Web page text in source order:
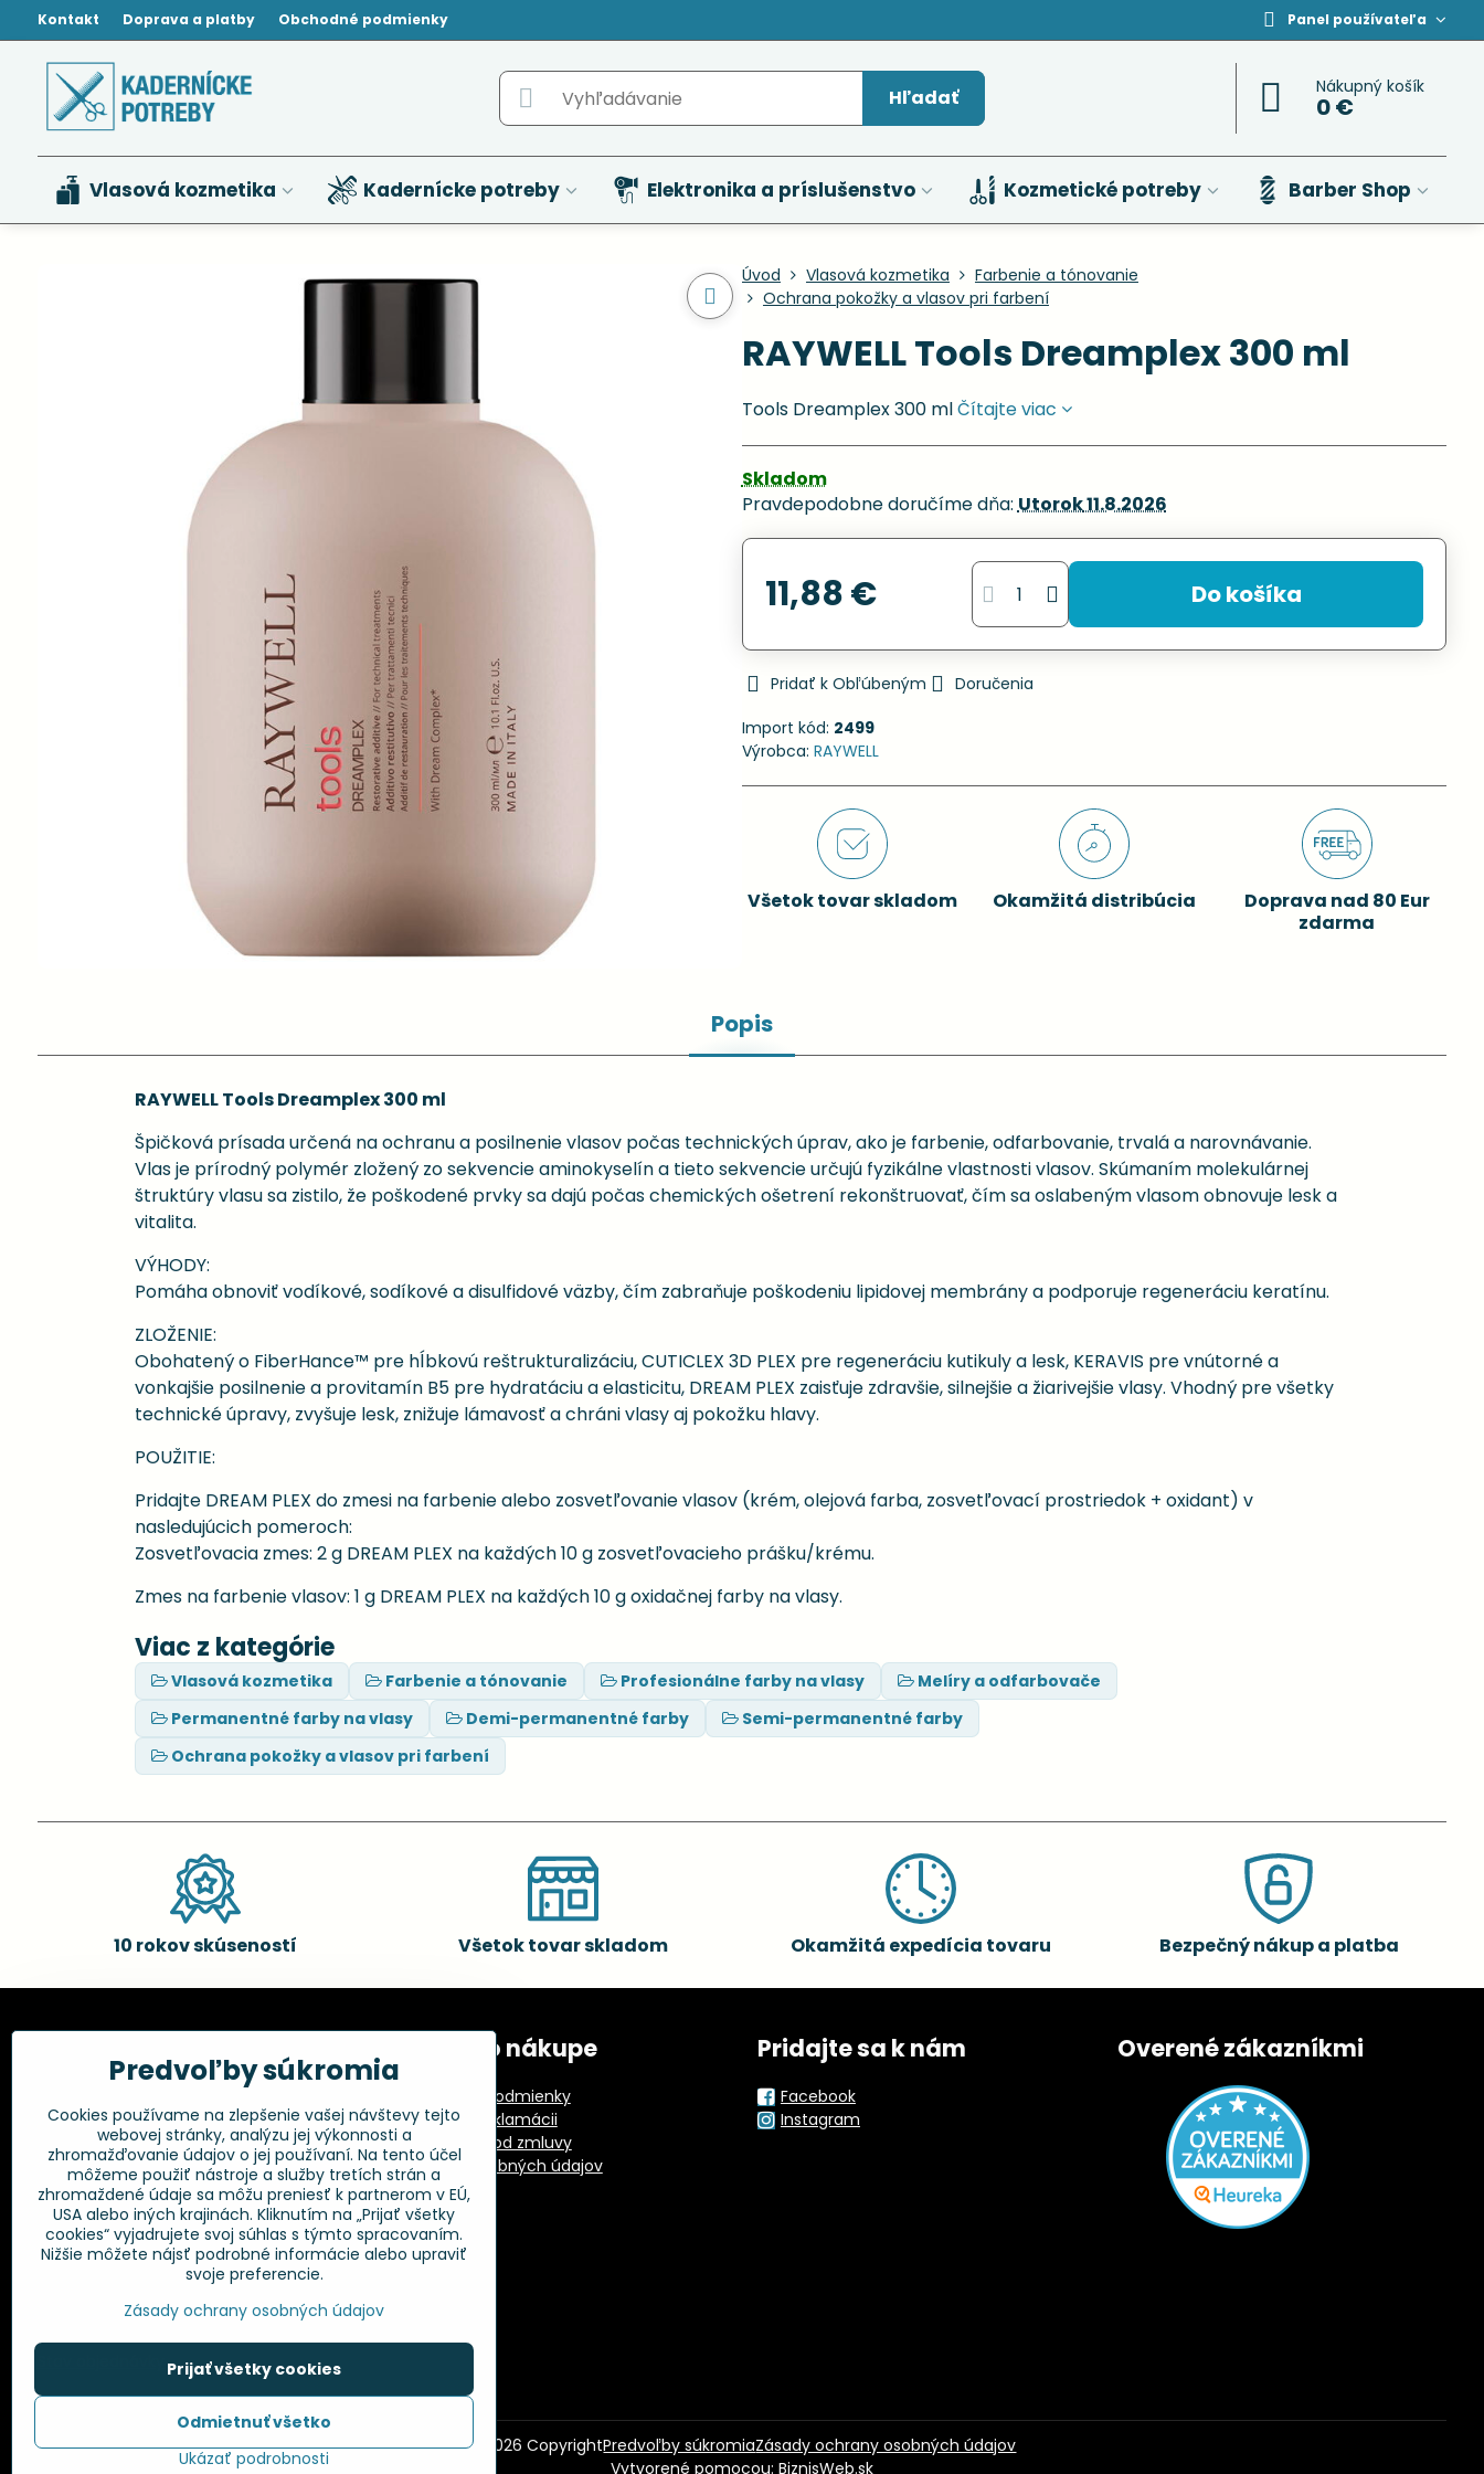
Kontakt Doprava a platby Obchodné podmienky Panel používateľa
Hľadať Nákupný košík
0 €
Vlasová kozmetika Kadernícke potreby Elektronika a príslušenstvo Kozmetické potreby Barber Shop
Úvod Vlasová kozmetika
Farbenie a tónovanie
Ochrana pokožky a vlasov pri farbení
RAYWELL Tools Dreamplex 300 ml
Tools Dreamplex 300 mlČítajte viac
Skladom
Pravdepodobne doručíme dňa:Utorok11.8.2026
11,88 € Do košíka
Pridať k Obľúbeným
Doručenia
Import kód: 2499
Výrobca: RAYWELL
Všetok tovar skladom Okamžitá distribúcia
Doprava nad 80 Eur
zdarma
Popis
RAYWELL Tools Dreamplex 300 ml
Špičková prísada určená na ochranu a posilnenie vlasov počas technických úprav, ako je farbenie, odfarbovanie, trvalá a narovnávanie.
Vlas je prírodný polymér zložený zo sekvencie aminokyselín a tieto sekvencie určujú fyzikálne vlastnosti vlasov. Skúmaním molekulárnej
štruktúry vlasu sa zistilo, že poškodené prvky sa dajú počas chemických ošetrení rekonštruovať, čím sa oslabeným vlasom obnovuje lesk a
vitalita.
VÝHODY:
Pomáha obnoviť vodíkové, sodíkové a disulfidové väzby, čím zabraňuje poškodeniu lipidovej membrány a podporuje regeneráciu keratínu.
ZLOŽENIE:
Obohatený o FiberHance™ pre hĺbkovú reštrukturalizáciu, CUTICLEX 3D PLEX pre regeneráciu kutikuly a lesk, KERAVIS pre vnútorné a
vonkajšie posilnenie a provitamín B5 pre hydratáciu a elasticitu, DREAM PLEX zaisťuje zdravšie, silnejšie a žiarivejšie vlasy. Vhodný pre všetky
technické úpravy, zvyšuje lesk, znižuje lámavosť a chráni vlasy aj pokožku hlavy.
POUŽITIE:
Pridajte DREAM PLEX do zmesi na farbenie alebo zosvetľovanie vlasov (krém, olejová farba, zosvetľovací prostriedok + oxidant) v
nasledujúcich pomeroch:
Zosvetľovacia zmes: 2 g DREAM PLEX na každých 10 g zosvetľovacieho prášku/krému.
Zmes na farbenie vlasov: 1 g DREAM PLEX na každých 10 g oxidačnej farby na vlasy.
Viac z kategórie
Vlasová kozmetika Farbenie a tónovanie Profesionálne farby na vlasy
Melíry a odfarbovače
Permanentné farby na vlasy
Demi-permanentné farby
Semi-permanentné farby
Ochrana pokožky a vlasov pri farbení
10 rokov skúseností Všetok tovar skladom Okamžitá expedícia tovaru Bezpečný nákup a platba
Kadernícke potreby, s.r.o.
Fakturačné údaje:
Kadernícke potreby, s.r.o.
Klincová 37
821 08 Bratislava
+421 948 014 333
info​@kadernickepotreby​.sk
Objednávky
Všetko o nákupe
Obchodné podmienky
Postup pri reklamácii
Odstúpenie od zmluvy
Ochrana osobných údajov
GPSR
Pridajte sa k nám
Facebook
Instagram
Overené zákazníkmi
© 2026 CopyrightPredvoľby súkromiaZásady ochrany osobných údajov
Vytvorené pomocou: BiznisWeb.sk
Predvoľby súkromia
Cookies používame na zlepšenie vašej návštevy tejto
webovej stránky, analýzu jej výkonnosti a
zhromažďovanie údajov o jej používaní. Na tento účel
môžeme použiť nástroje a služby tretích strán a
zhromaždené údaje sa môžu preniesť k partnerom v EÚ,
USA alebo iných krajinách. Kliknutím na „Prijať všetky
cookies“ vyjadrujete svoj súhlas s týmto spracovaním.
Nižšie môžete nájsť podrobné informácie alebo upraviť
svoje preferencie.
Zásady ochrany osobných údajov
Ukázať podrobnosti
Prijať všetky cookies
Odmietnuť všetko